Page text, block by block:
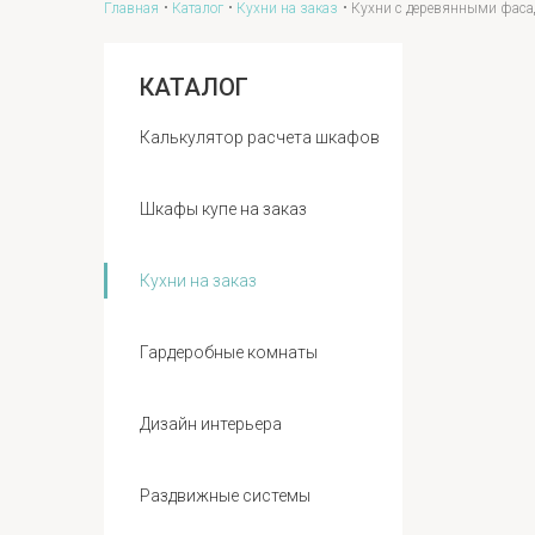
Главная Каталог Кухни на заказ Кухни с деревянными
КАТАЛОГ
Калькулятор расчета шкафов
Шкафы купе на заказ
Кухни на заказ
Гардеробные комнаты
Дизайн интерьера
Раздвижные системы